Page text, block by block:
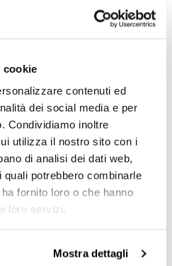
cookie
contenuti ed
dei social media e per
Condividiamo inoltre
utilizza il nostro sito con i
di analisi dei dati web,
potrebbero combinarle
fornito loro o che hanno
loro servizi.
Mostra dettagli
immagini potrebbero essere
scrivere la tua opinione.
Invia Recensione